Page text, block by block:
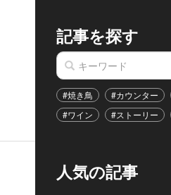
記事を探す
#焼き鳥 #カウンター
#ワイン
#ストーリー
人気の記事